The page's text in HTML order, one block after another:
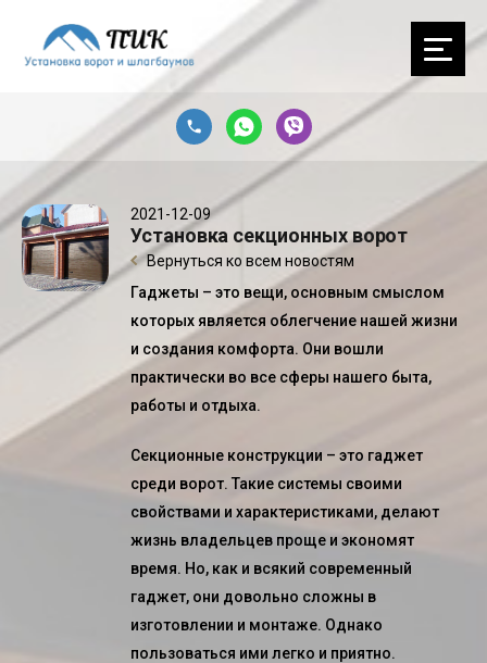
2021-12-09
Установка секционных ворот
Вернуться ко всем новостям
Гаджеты – это вещи, основным смыслом
которых является облегчение нашей жизни
и создания комфорта. Они вошли
практически во все сферы нашего быта,
работы и отдыха.
Секционные конструкции – это гаджет
среди ворот. Такие системы своими
свойствами и характеристиками, делают
жизнь владельцев проще и экономят
время. Но, как и всякий современный
гаджет, они довольно сложны в
изготовлении и монтаже. Однако
пользоваться ими легко и приятно.